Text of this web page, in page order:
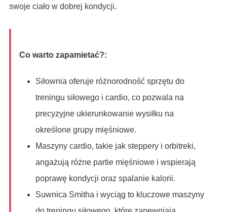
swoje ciało w dobrej kondycji.
Co warto zapamietać?:
Siłownia oferuje różnorodność sprzętu do
treningu siłowego i cardio, co pozwala na
precyzyjne ukierunkowanie wysiłku na
określone grupy mięśniowe.
Maszyny cardio, takie jak steppery i orbitreki,
angażują różne partie mięśniowe i wspierają
poprawę kondycji oraz spalanie kalorii.
Suwnica Smitha i wyciąg to kluczowe maszyny